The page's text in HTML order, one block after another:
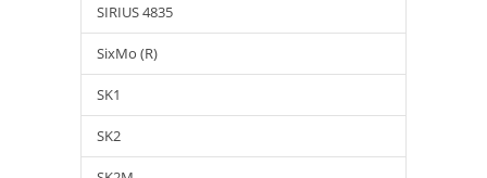
SIRIUS 4835
SixMo (R)
SK1
SK2